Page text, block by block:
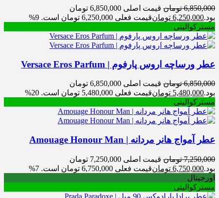
6,850,000 تومان
قیمت اصلی 6,850,000 تومان
بود.6,250,000 تومانقیمت فعلی 6,250,000 تومان است.
9%
مسترکوالیتی
عطر ورساچه اروس پارفوم | Versace Eros Parfum
6,850,000 تومان
قیمت اصلی 6,850,000 تومان
بود.5,480,000 تومانقیمت فعلی 5,480,000 تومان است.
20%
مسترکوالیتی
عطر آمواج هانر مردانه | Amouage Honour Man
7,250,000 تومان
قیمت اصلی 7,250,000 تومان
بود.6,750,000 تومانقیمت فعلی 6,750,000 تومان است.
7%
اورجینال
مسترکوالیتی